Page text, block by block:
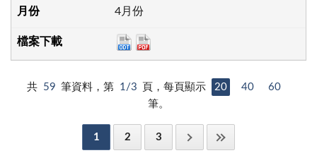
4月份
共 59 筆資料，第 1/3 頁，每頁顯示 20 40
60
筆。
1 2 3